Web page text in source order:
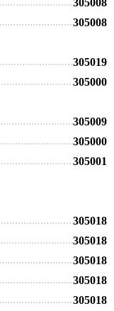
305008
305008
305019
305000
305009
305000
305001
305018
305018
305018
305018
305018